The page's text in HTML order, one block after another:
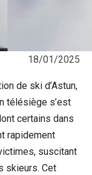
18/01/2025
de ski d’Astun,
télésiège s’est
certains dans
rapidement
suscitant
skieurs. Cet